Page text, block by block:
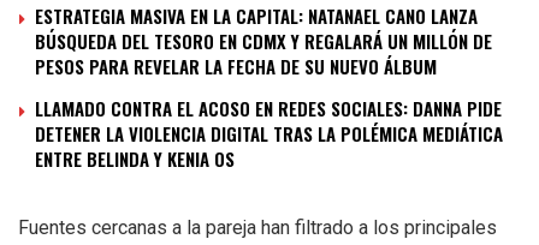
ESTRATEGIA MASIVA EN LA CAPITAL: NATANAEL CANO LANZA
BÚSQUEDA DEL TESORO EN CDMX Y REGALARÁ UN MILLÓN DE
PESOS PARA REVELAR LA FECHA DE SU NUEVO ÁLBUM
LLAMADO CONTRA EL ACOSO EN REDES SOCIALES: DANNA PIDE
DETENER LA VIOLENCIA DIGITAL TRAS LA POLÉMICA MEDIÁTICA
ENTRE BELINDA Y KENIA OS
Fuentes cercanas a la pareja han filtrado a los principales